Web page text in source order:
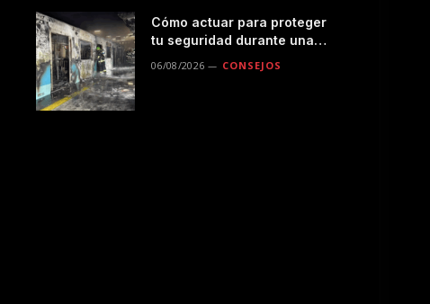
Cómo actuar para proteger
tu seguridad durante una
transporte público
06/08/2026 CONSEJOS